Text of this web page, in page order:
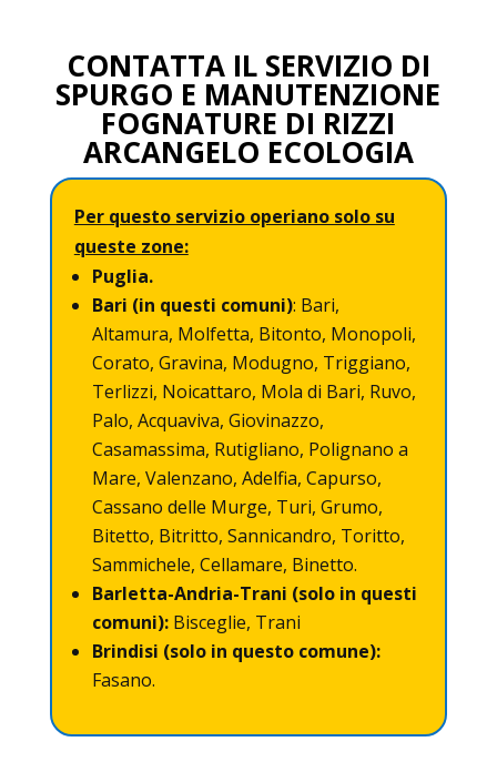
CONTATTA IL SERVIZIO DI
SPURGO E MANUTENZIONE
FOGNATURE DI RIZZI
ARCANGELO ECOLOGIA
Per questo servizio operiano solo su
queste zone:
Puglia.
Bari (in questi comuni): Bari,
Altamura, Molfetta, Bitonto, Monopoli,
Corato, Gravina, Modugno, Triggiano,
Terlizzi, Noicattaro, Mola di Bari, Ruvo,
Palo, Acquaviva, Giovinazzo,
Casamassima, Rutigliano, Polignano a
Mare, Valenzano, Adelfia, Capurso,
Cassano delle Murge, Turi, Grumo,
Bitetto, Bitritto, Sannicandro, Toritto,
Sammichele, Cellamare, Binetto.
Barletta-Andria-Trani (solo in questi
comuni): Bisceglie, Trani
Brindisi (solo in questo comune):
Fasano.